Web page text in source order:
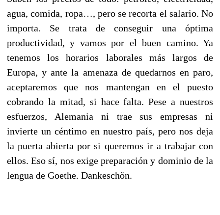
agua, comida, ropa…, pero se recorta el salario. No
importa. Se trata de conseguir una óptima
productividad, y vamos por el buen camino. Ya
tenemos los horarios laborales más largos de
Europa, y ante la amenaza de quedarnos en paro,
aceptaremos que nos mantengan en el puesto
cobrando la mitad, si hace falta. Pese a nuestros
esfuerzos, Alemania ni trae sus empresas ni
invierte un céntimo en nuestro país, pero nos deja
la puerta abierta por si queremos ir a trabajar con
ellos. Eso sí, nos exige preparación y dominio de la
lengua de Goethe. Dankeschön.